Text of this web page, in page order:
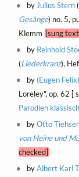
by Julius Stern
Gesänge) no. 5,
Klemm [sung
by Reinhold
(Liederkranz),
by (Eugen
Loreley", op. 62 [
Parodien
byOtto
von Heine und
checked]
byAlbert Karl